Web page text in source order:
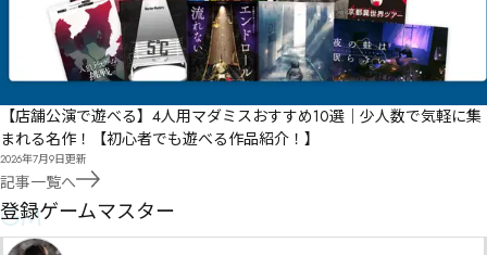
【店舗公演で遊べる】4人用マダミスおすすめ10選｜少人数で気軽に集
まれる名作！【初心者でも遊べる作品紹介！】
2026年7月9日更新
記事一覧へ
GM
登録ゲームマスター